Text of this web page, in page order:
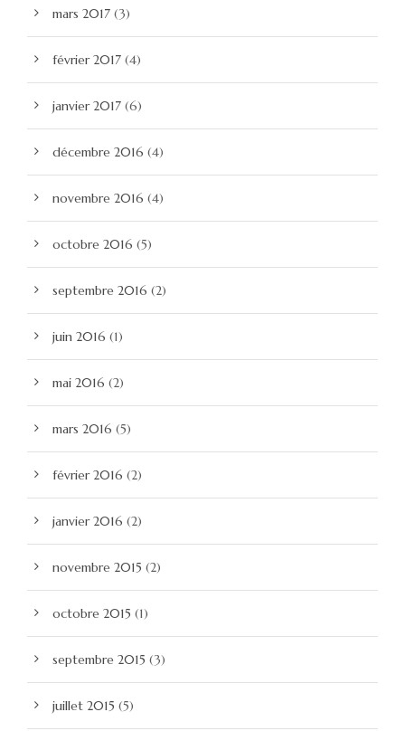
mars 2017 (3)
février 2017 (4)
janvier 2017 (6)
décembre 2016 (4)
novembre 2016 (4)
octobre 2016 (5)
septembre 2016 (2)
juin 2016 (1)
mai 2016 (2)
mars 2016 (5)
février 2016 (2)
janvier 2016 (2)
novembre 2015 (2)
octobre 2015 (1)
septembre 2015 (3)
juillet 2015 (5)